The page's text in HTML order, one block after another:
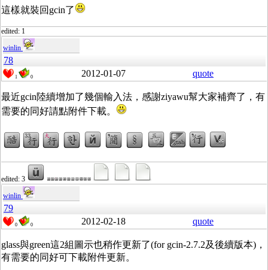
這樣就裝回gcin了
edited: 1
winlin
78
1 0 2012-01-07 quote
最近gcin陸續增加了幾個輸入法，感謝ziyawu幫大家補齊了，有
需要的同好請點附件下載。
edited: 3
winlin
79
0 0 2012-02-18 quote
glass與green這2組圖示也稍作更新了(for gcin-2.7.2及後續版本)，
有需要的同好可下載附件更新。